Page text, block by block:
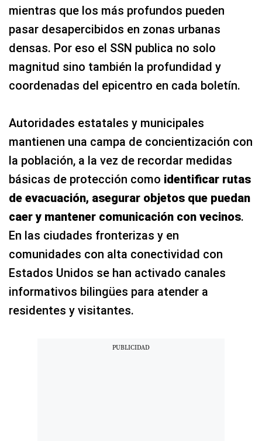
mientras que los más profundos pueden
pasar desapercibidos en zonas urbanas
densas. Por eso el SSN publica no solo
magnitud sino también la profundidad y
coordenadas del epicentro en cada boletín.
Autoridades estatales y municipales
mantienen una campa de concientización con
la población, a la vez de recordar medidas
básicas de protección como identificar rutas
de evacuación, asegurar objetos que puedan
caer y mantener comunicación con vecinos.
En las ciudades fronterizas y en
comunidades con alta conectividad con
Estados Unidos se han activado canales
informativos bilingües para atender a
residentes y visitantes.